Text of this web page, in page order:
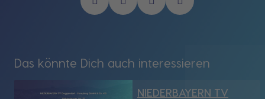
Das könnte Dich auch interessieren
NIEDERBAYERN TV